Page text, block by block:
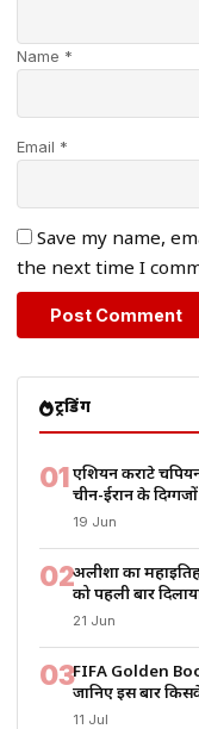
Name *
Email *
Save my name,
the next time I
ट्रेंडिंग
01एशियन कराटे
चीन-ईरान के
19 Jun
02अलीशा का
को पहली बार
21 Jun
03FIFA Golden
जानिए इस बार
11 Jul